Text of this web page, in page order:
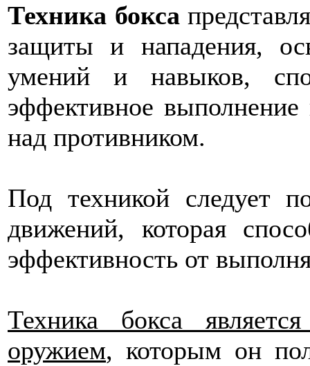
Техника бокса
защиты и нападения,
умений и навыков,
эффективное
над противником.
Под техникой следует
движений, которая
эффективность от
Техника бокса
оружием, которым он